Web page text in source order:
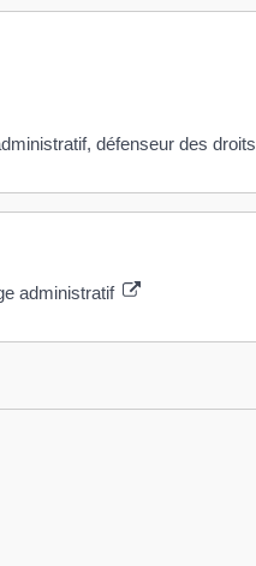
défenseur des droits
administratif